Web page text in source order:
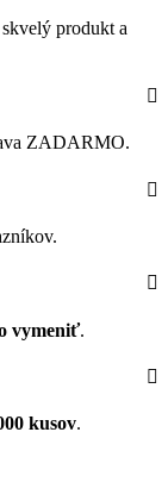
produkt a
ZADARMO.
vymeniť.
kusov.